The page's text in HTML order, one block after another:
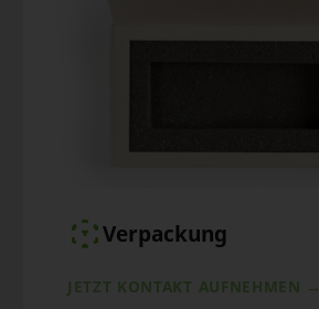
Verpackung
JETZT KONTAKT AUFNEHMEN →